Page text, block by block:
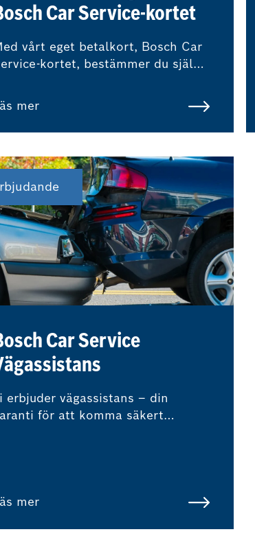
Car Service-kortet
vårt eget betalkort, Bosch Car
kortet, bestämmer du själv
mer
Car Service
erbjuder vägassistans – din
för att komma säkert
mer